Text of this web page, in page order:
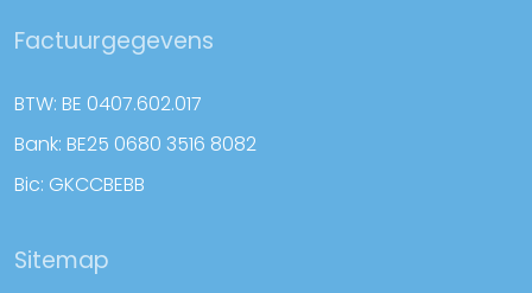
Factuurgegevens
BTW: BE 0407.602.017
Bank: BE25 0680 3516 8082
Bic: GKCCBEBB
Sitemap